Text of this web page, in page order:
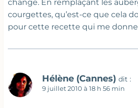
change. En remplaçant les
courgettes, qu’est-ce que cela
pour cette recette qui me donne
Hélène (Cannes) dit :
9 juillet 2010 à 18 h 56 min